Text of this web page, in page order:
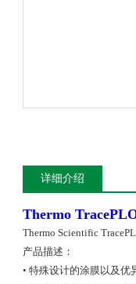
详细介绍
Thermo
Thermo Scientific
产品描述：
• 特殊设计的涂膜以及